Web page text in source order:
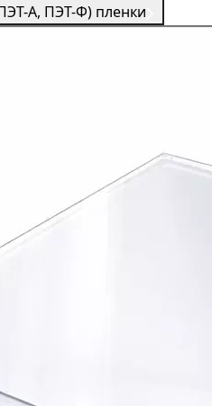
А, ПЭТ-Ф) пленки